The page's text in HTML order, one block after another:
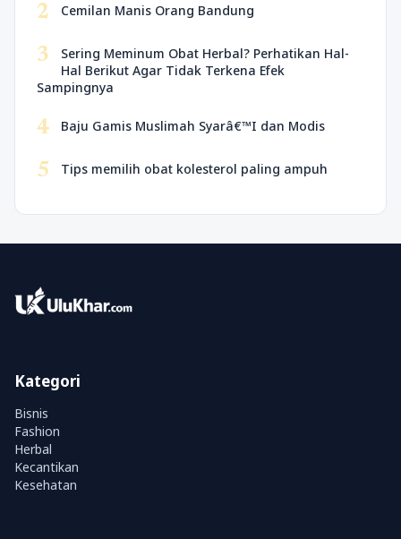
2 Cemilan Manis Orang Bandung
3
Sering Meminum Obat Herbal? Perhatikan Hal-
Hal Berikut Agar Tidak Terkena Efek
Sampingnya
4 Baju Gamis Muslimah Syarâ€™I dan Modis
5 Tips memilih obat kolesterol paling ampuh
Kategori
Bisnis
Fashion
Herbal
Kecantikan
Kesehatan